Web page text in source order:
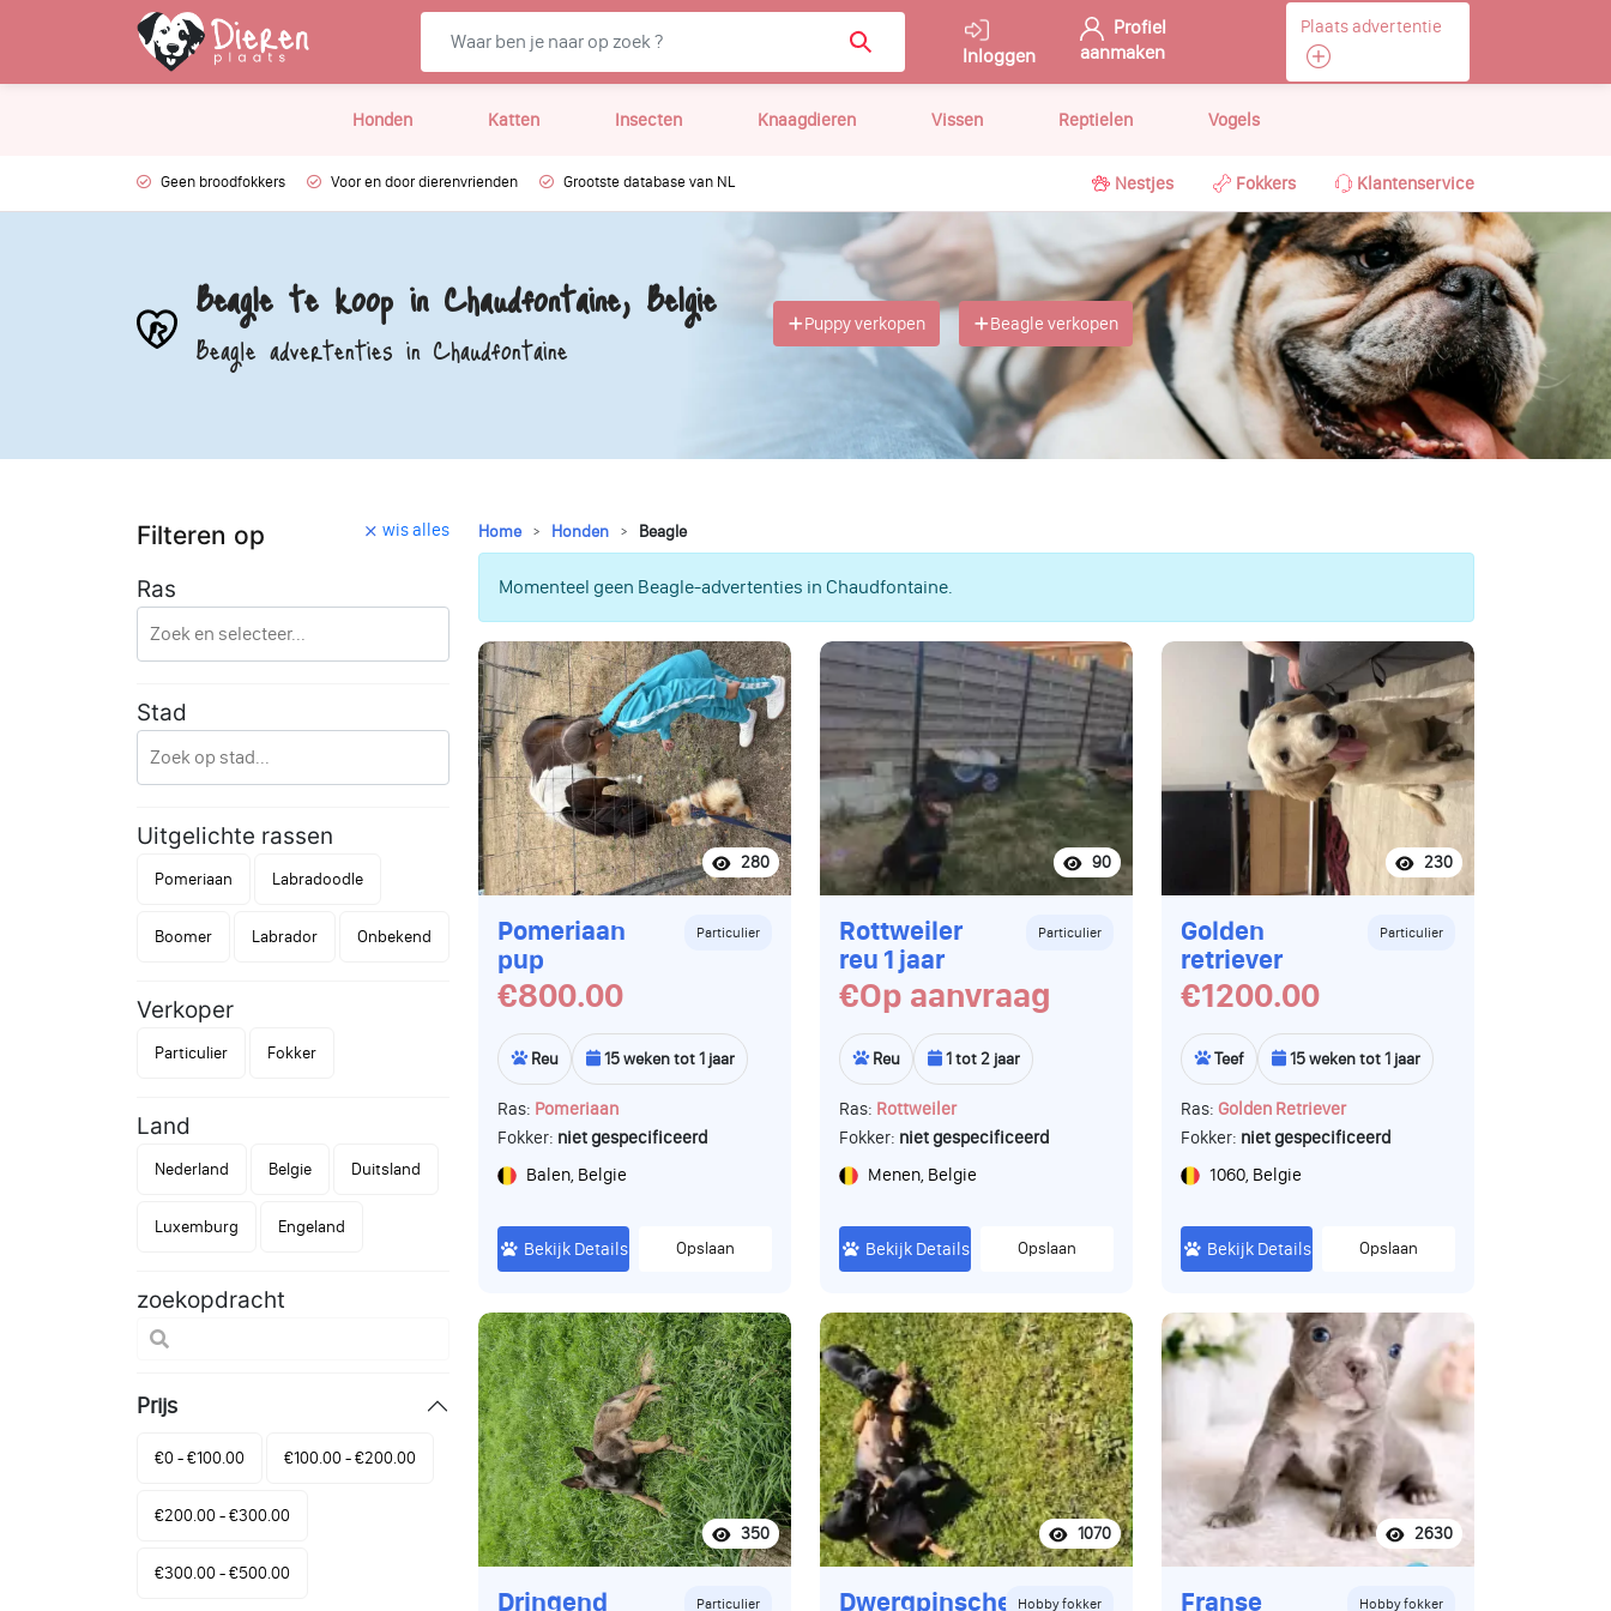
Inloggen
Profiel
aanmaken
Plaats advertentie
Honden Katten Insecten Knaagdieren Vissen Reptielen Vogels
Geen broodfokkers Voor en door dierenvrienden Grootste database van NL Nestjes Fokkers Klantenservice
Beagle te koop in Chaudfontaine, Belgie
Beagle advertenties in Chaudfontaine Puppy verkopen Beagle verkopen
Filteren op wis alles
Ras
Stad
Uitgelichte rassen
Pomeriaan Labradoodle
Boomer Labrador Onbekend
Verkoper
Particulier Fokker
Land
Nederland Belgie Duitsland
Luxemburg Engeland
zoekopdracht
Prijs
€0 - €100.00 €100.00 - €200.00
€200.00 - €300.00
€300.00 - €500.00
Home Honden Beagle
Momenteel geen Beagle-advertenties in Chaudfontaine.
280
Pomeriaan
pup
Particulier
€800.00
Reu 15 weken tot 1 jaar
Ras: Pomeriaan
Fokker: niet gespecificeerd
Balen, Belgie
Bekijk Details Opslaan
90
Rottweiler
reu 1 jaar
Particulier
€Op aanvraag
Reu 1 tot 2 jaar
Ras: Rottweiler
Fokker: niet gespecificeerd
Menen, Belgie
Bekijk Details Opslaan
230
Golden
retriever
Particulier
€1200.00
Teef 15 weken tot 1 jaar
Ras: Golden Retriever
Fokker: niet gespecificeerd
1060, Belgie
Bekijk Details Opslaan
350
Dringend
Particulier
1070
DwergpinscherHobby fokker
2630
Franse
Hobby fokker